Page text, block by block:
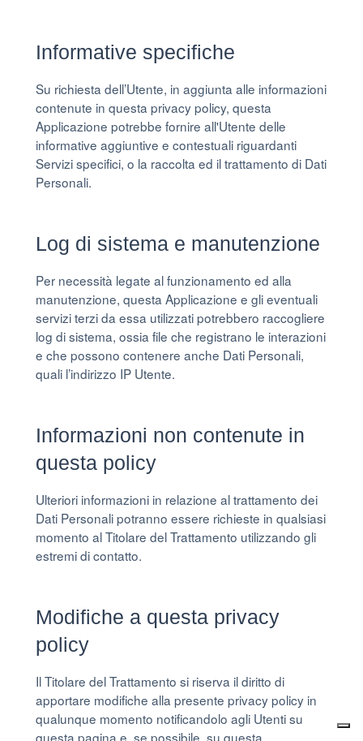
Informative specifiche
Su richiesta dell’Utente, in aggiunta alle informazioni
contenute in questa privacy policy, questa
Applicazione potrebbe fornire all'Utente delle
informative aggiuntive e contestuali riguardanti
Servizi specifici, o la raccolta ed il trattamento di Dati
Personali.
Log di sistema e manutenzione
Per necessità legate al funzionamento ed alla
manutenzione, questa Applicazione e gli eventuali
servizi terzi da essa utilizzati potrebbero raccogliere
log di sistema, ossia file che registrano le interazioni
e che possono contenere anche Dati Personali,
quali l’indirizzo IP Utente.
Informazioni non contenute in
questa policy
Ulteriori informazioni in relazione al trattamento dei
Dati Personali potranno essere richieste in qualsiasi
momento al Titolare del Trattamento utilizzando gli
estremi di contatto.
Modifiche a questa privacy
policy
Il Titolare del Trattamento si riserva il diritto di
apportare modifiche alla presente privacy policy in
qualunque momento notificandolo agli Utenti su
questa pagina e, se possibile, su questa